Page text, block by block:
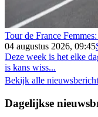
Tour de France
04 augustus 2026, 09:45
Deze week is het elke
is kans wiss...
Bekijk alle
Dagelijkse